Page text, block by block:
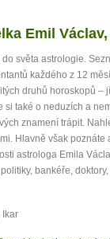
Emil
do světa astrologie.
každého z 12
druhů horoskopů –
si také o neduzích a
znamení trápit.
Hlavně však poznáte
astrologa Emila
bankéře,
Ikar